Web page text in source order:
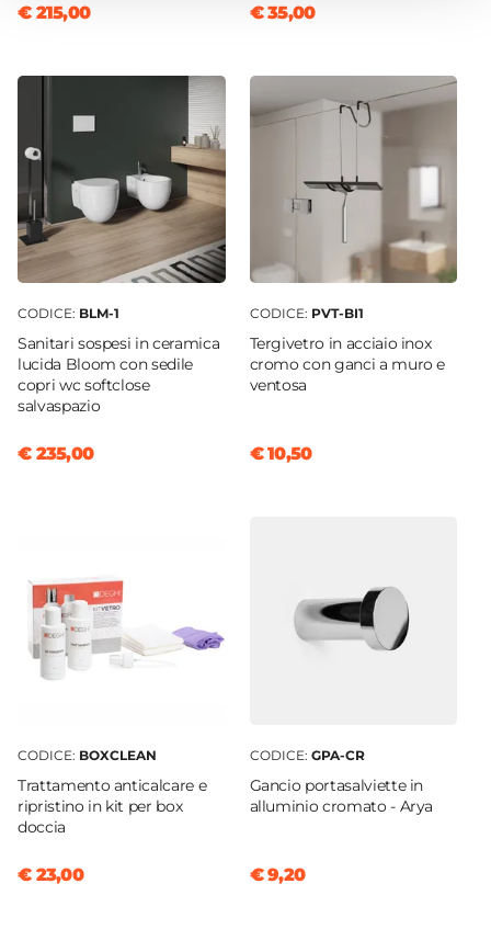
€ 215,00 € 35,00
CODICE: BLM-1
Sanitari sospesi in ceramica
lucida Bloom con sedile
copri wc softclose
salvaspazio
€ 235,00
CODICE: PVT-BI1
Tergivetro in acciaio inox
cromo con ganci a muro e
ventosa
€ 10,50
CODICE: BOXCLEAN
Trattamento anticalcare e
ripristino in kit per box
doccia
€ 23,00
CODICE: GPA-CR
Gancio portasalviette in
alluminio cromato - Arya
€ 9,20